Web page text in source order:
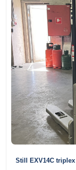
Still EXV14C triplex